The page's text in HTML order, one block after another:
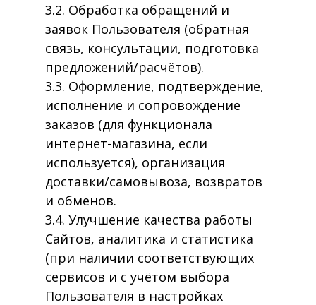
3.2. Обработка обращений и
заявок Пользователя (обратная
связь, консультации, подготовка
предложений/расчётов).
3.3. Оформление, подтверждение,
исполнение и сопровождение
заказов (для функционала
интернет-магазина, если
используется), организация
доставки/самовывоза, возвратов
и обменов.
3.4. Улучшение качества работы
Сайтов, аналитика и статистика
(при наличии соответствующих
сервисов и с учётом выбора
Пользователя в настройках